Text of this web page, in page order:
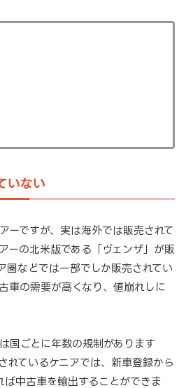
いない
ーですが、実は海外では販売されて
ーの北米版である「ヴェンザ」が販
圏などでは一部でしか販売されてい
車の需要が高くなり、値崩れしに
国ごとに年数の規制があります
れているケニアでは、新車登録から
ば中古車を輸出することができま